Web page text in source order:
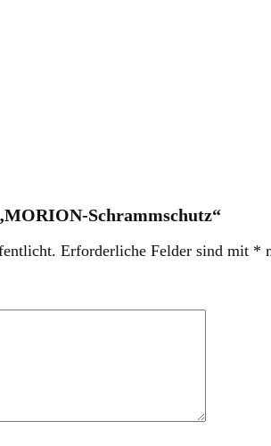
Schrammschutz“
Erforderliche Felder sind mit *